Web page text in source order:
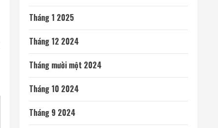
Tháng 1 2025
Tháng 12 2024
Tháng mười một 2024
Tháng 10 2024
Tháng 9 2024